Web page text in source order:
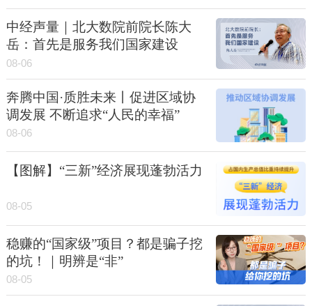
中经声量｜北大数院前院长陈大
岳：首先是服务我们国家建设
08-06
奔腾中国·质胜未来丨促进区域协
调发展 不断追求“人民的幸福”
08-06
【图解】“三新”经济展现蓬勃活力
08-05
稳赚的“国家级”项目？都是骗子挖
的坑！｜明辨是“非”
08-05